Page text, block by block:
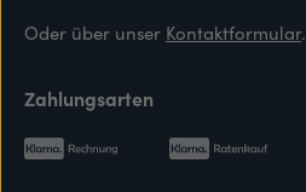
Oder über unser Kontaktformular.
Zahlungsarten